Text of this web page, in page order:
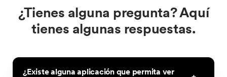
¿Tienes alguna pregunta? Aquí
tienes algunas respuestas.
¿Existe alguna aplicación que permita ver